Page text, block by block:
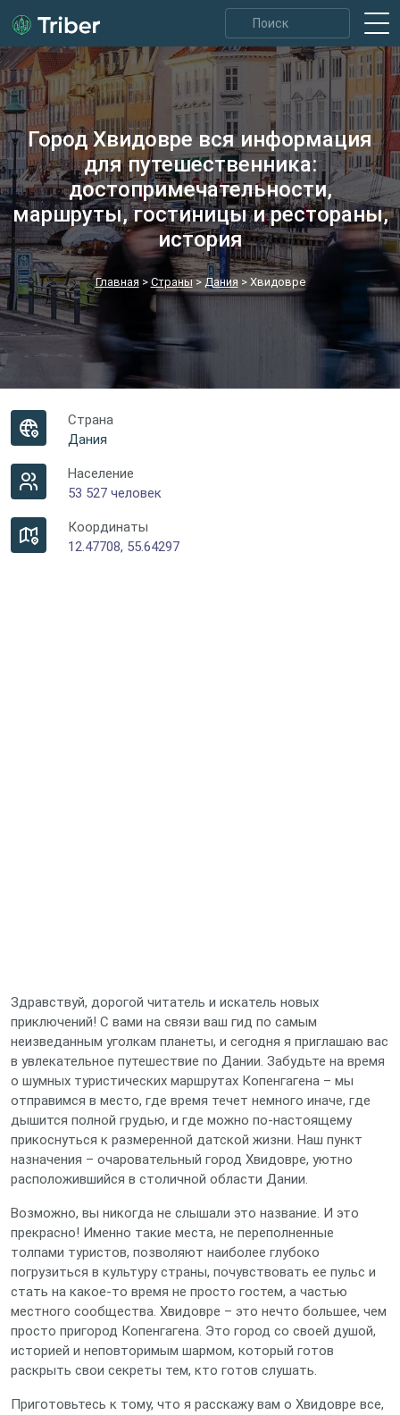
Город Хвидовре вся информация
для путешественника:
достопримечательности,
маршруты, гостиницы и рестораны,
история
Главная > Страны>Дания > Хвидовре
Страна
Дания
Население
53 527 человек
Координаты
12.47708, 55.64297
Здравствуй, дорогой читатель и искатель новых
приключений! С вами на связи ваш гид по самым
неизведанным уголкам планеты, и сегодня я приглашаю вас
в увлекательное путешествие по Дании. Забудьте на время
о шумных туристических маршрутах Копенгагена – мы
отправимся в место, где время течет немного иначе, где
дышится полной грудью, и где можно по-настоящему
прикоснуться к размеренной датской жизни. Наш пункт
назначения – очаровательный город Хвидовре, уютно
расположившийся в столичной области Дании.
Возможно, вы никогда не слышали это название. И это
прекрасно! Именно такие места, не переполненные
толпами туристов, позволяют наиболее глубоко
погрузиться в культуру страны, почувствовать ее пульс и
стать на какое-то время не просто гостем, а частью
местного сообщества. Хвидовре – это нечто большее, чем
просто пригород Копенгагена. Это город со своей душой,
историей и неповторимым шармом, который готов
раскрыть свои секреты тем, кто готов слушать.
Приготовьтесь к тому, что я расскажу вам о Хвидовре все,